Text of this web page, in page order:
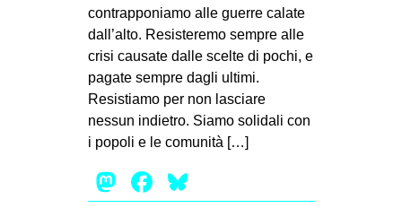
contrapponiamo alle guerre calate
dall’alto. Resisteremo sempre alle
crisi causate dalle scelte di pochi, e
pagate sempre dagli ultimi.
Resistiamo per non lasciare
nessun indietro. Siamo solidali con
i popoli e le comunità […]
Mastodon
Facebook